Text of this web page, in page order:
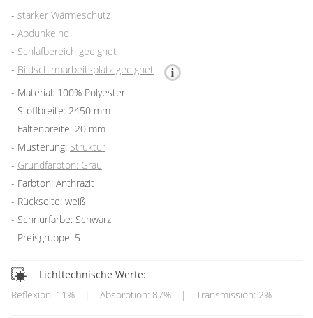
starker Wärmeschutz
Abdunkelnd
Schlafbereich geeignet
Bildschirmarbeitsplatz geeignet
Material: 100% Polyester
Stoffbreite: 2450 mm
Faltenbreite: 20 mm
Musterung: Struktur
Grundfarbton: Grau
Farbton: Anthrazit
Rückseite: weiß
Schnurfarbe: Schwarz
Preisgruppe: 5
Lichttechnische Werte:
Reflexion: 11%
| Absorption: 87% | Transmission: 2%